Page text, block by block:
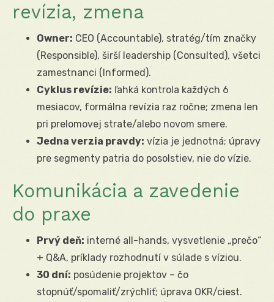
revízia, zmena
Owner: CEO (Accountable), stratég/tím značky
(Responsible), širší leadership (Consulted), všetci
zamestnanci (Informed).
Cyklus revízie: ľahká kontrola každých 6
mesiacov, formálna revízia raz ročne; zmena len
pri prelomovej strate/alebo novom smere.
Jedna verzia pravdy: vízia je jednotná; úpravy
pre segmenty patria do posolstiev, nie do vízie.
Komunikácia a zavedenie
do praxe
Prvý deň: interné all-hands, vysvetlenie „prečo“
+ Q&A, príklady rozhodnutí v súlade s víziou.
30 dní: posúdenie projektov – čo
stopnúť/spomaliť/zrýchliť; úprava OKR/ciest.